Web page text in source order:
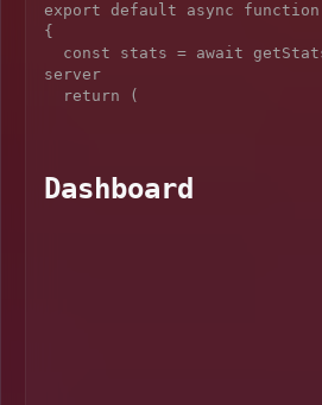
export default async function
{
server
Dashboard